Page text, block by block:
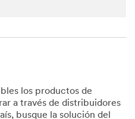
los productos de
a través de distribuidores
busque la solución del